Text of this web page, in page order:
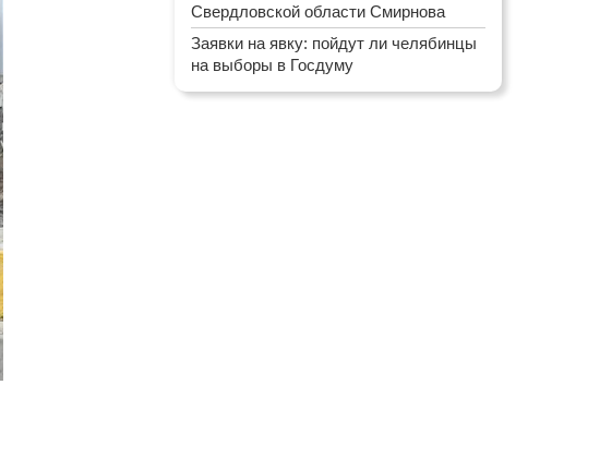
Свердловской области Смирнова
Заявки на явку: пойдут ли челябинцы
на выборы в Госдуму